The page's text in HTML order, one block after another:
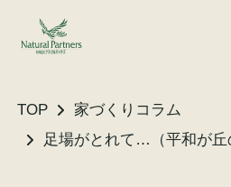
TOP
家づくりコラム
足場がとれて…（平和が丘